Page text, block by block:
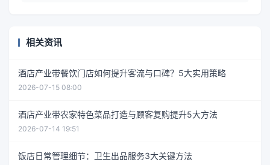
相关资讯
酒店产业带餐饮门店如何提升客流与口碑？5大实用策略
2026-07-15 08:00
酒店产业带农家特色菜品打造与顾客复购提升5大方法
2026-07-14 19:51
饭店日常管理细节：卫生出品服务3大关键方法